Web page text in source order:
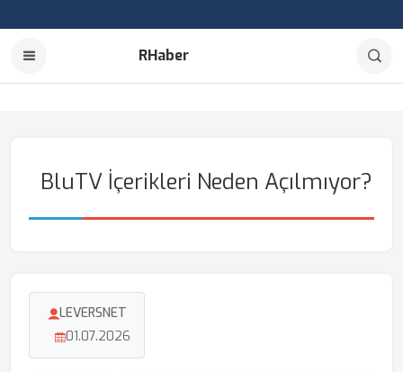
RHaber
BluTV İçerikleri Neden Açılmıyor?
LEVERSNET
01.07.2026